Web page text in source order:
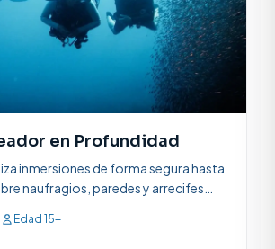
en Profundidad
inmersiones de forma segura hasta
naufragios, paredes y arrecifes
más popular.
Edad 15+